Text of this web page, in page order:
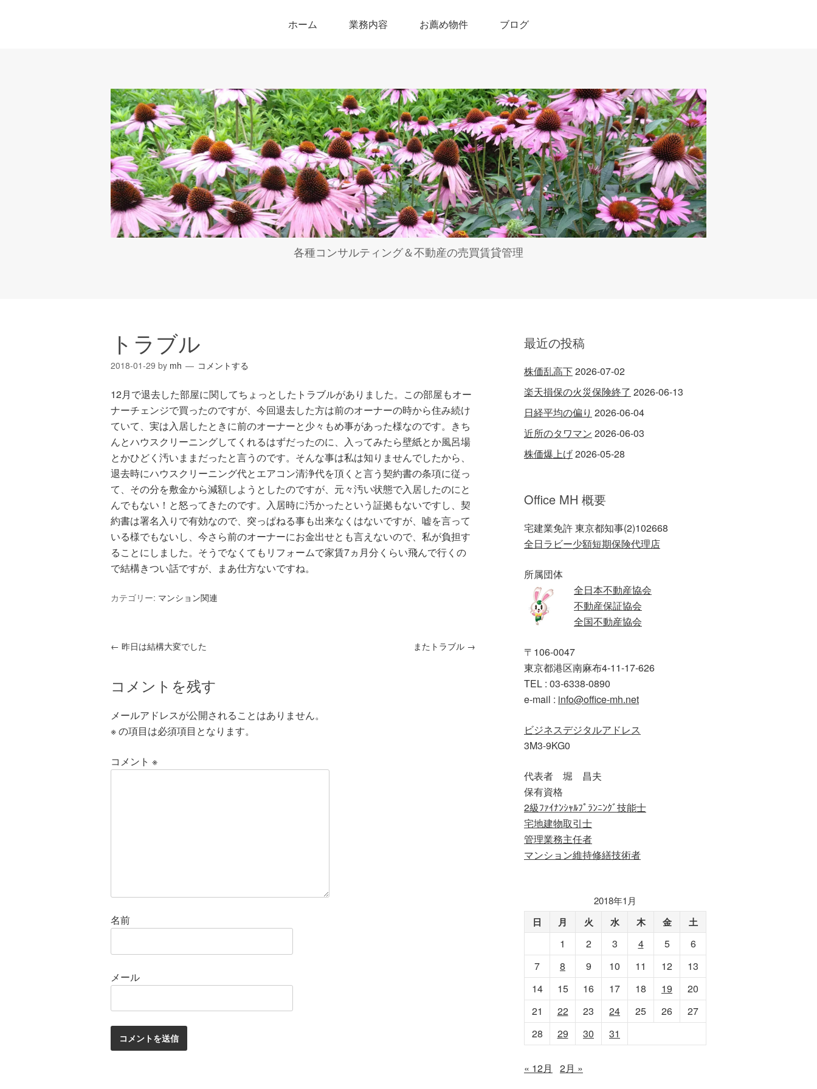
ホーム 業務内容 お薦め物件 ブログ
各種コンサルティング＆不動産の売買賃貸管理
トラブル
2018-01-29 by mh コメントする
12月で退去した部屋に関してちょっとしたトラブルがありました。この部屋もオー
ナーチェンジで買ったのですが、今回退去した方は前のオーナーの時から住み続け
ていて、実は入居したときに前のオーナーと少々もめ事があった様なのです。きち
んとハウスクリーニングしてくれるはずだったのに、入ってみたら壁紙とか風呂場
とかひどく汚いままだったと言うのです。そんな事は私は知りませんでしたから、
退去時にハウスクリーニング代とエアコン清浄代を頂くと言う契約書の条項に従っ
て、その分を敷金から減額しようとしたのですが、元々汚い状態で入居したのにと
んでもない！と怒ってきたのです。入居時に汚かったという証拠もないですし、契
約書は署名入りで有効なので、突っぱねる事も出来なくはないですが、嘘を言って
いる様でもないし、今さら前のオーナーにお金出せとも言えないので、私が負担す
ることにしました。そうでなくてもリフォームで家賃7ヵ月分くらい飛んで行くの
で結構きつい話ですが、まあ仕方ないですね。
カテゴリー: マンション関連
← 昨日は結構大変でした またトラブル →
コメントを残す
メールアドレスが公開されることはありません。
※の項目は必須項目となります。
コメント ※
名前
メール
最近の投稿
株価乱高下2026-07-02
楽天損保の火災保険終了 2026-06-13
日経平均の偏り 2026-06-04
近所のタワマン 2026-06-03
株価爆上げ2026-05-28
Office MH 概要
宅建業免許 東京都知事(2)102668
全日ラビー少額短期保険代理店
所属団体
全日本不動産協会
不動産保証協会
全国不動産協会
〒106-0047
東京都港区南麻布4-11-17-626
TEL : 03-6338-0890
e-mail : info@office-mh.net
ビジネスデジタルアドレス
3M3-9KG0
代表者 堀 昌夫
保有資格
2級ﾌｧｲﾅﾝｼｬﾙﾌﾟﾗﾝﾆﾝｸﾞ技能士
宅地建物取引士
管理業務主任者
マンション維持修繕技術者
2018年1月
日 月 火 水 木 金 土
1 2 3 4 5
6
7
8 9 10 11 12
13
14
15 16 17 18 19
20
21
22 23 24 25 26
27
28
29 30 31
« 12月 2月 »